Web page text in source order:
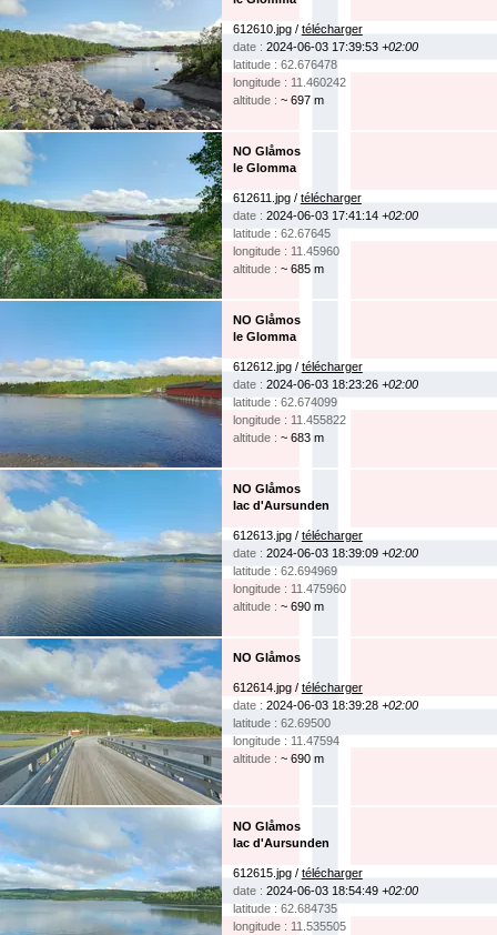
612610.jpg / télécharger
date : 2024-06-03 17:39:53 +02:00
latitude : 62.676478
longitude : 11.460242
altitude : ~ 697 m
NO Glåmos
le Glomma
612611.jpg / télécharger
date : 2024-06-03 17:41:14 +02:00
latitude : 62.67645
longitude : 11.45960
altitude : ~ 685 m
NO Glåmos
le Glomma
612612.jpg / télécharger
date : 2024-06-03 18:23:26 +02:00
latitude : 62.674099
longitude : 11.455822
altitude : ~ 683 m
NO Glåmos
lac d'Aursunden
612613.jpg / télécharger
date : 2024-06-03 18:39:09 +02:00
latitude : 62.694969
longitude : 11.475960
altitude : ~ 690 m
NO Glåmos
612614.jpg / télécharger
date : 2024-06-03 18:39:28 +02:00
latitude : 62.69500
longitude : 11.47594
altitude : ~ 690 m
NO Glåmos
lac d'Aursunden
612615.jpg / télécharger
date : 2024-06-03 18:54:49 +02:00
latitude : 62.684735
longitude : 11.535505